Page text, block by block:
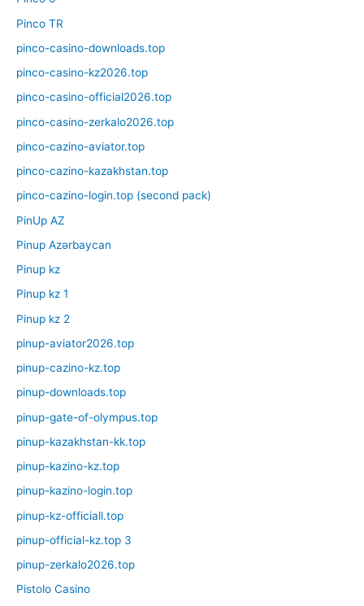
Pinco TR
pinco-casino-downloads.top
pinco-casino-kz2026.top
pinco-casino-official2026.top
pinco-casino-zerkalo2026.top
pinco-cazino-aviator.top
pinco-cazino-kazakhstan.top
pinco-cazino-login.top (second pack)
PinUp AZ
Pinup Azərbaycan
Pinup kz
Pinup kz 1
Pinup kz 2
pinup-aviator2026.top
pinup-cazino-kz.top
pinup-downloads.top
pinup-gate-of-olympus.top
pinup-kazakhstan-kk.top
pinup-kazino-kz.top
pinup-kazino-login.top
pinup-kz-officiall.top
pinup-official-kz.top 3
pinup-zerkalo2026.top
Pistolo Casino